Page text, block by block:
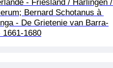
- Friesland / Harlingen /
Bernard Schotanus à
- De Grietenie van Barra-
1661-1680